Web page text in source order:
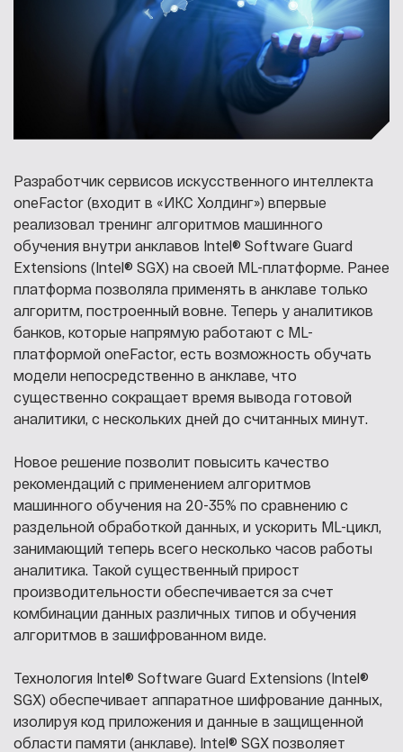
Разработчик сервисов искусственного интеллекта
oneFactor (входит в «ИКС Холдинг») впервые
реализовал тренинг алгоритмов машинного
обучения внутри анклавов Intel® Software Guard
Extensions (Intel® SGX) на своей ML-платформе. Ранее
платформа позволяла применять в анклаве только
алгоритм, построенный вовне. Теперь у аналитиков
банков, которые напрямую работают с ML-
платформой oneFactor, есть возможность обучать
модели непосредственно в анклаве, что
существенно сокращает время вывода готовой
аналитики, с нескольких дней до считанных минут.
Новое решение позволит повысить качество
рекомендаций с применением алгоритмов
машинного обучения на 20-35% по сравнению с
раздельной обработкой данных, и ускорить ML-цикл,
занимающий теперь всего несколько часов работы
аналитика. Такой существенный прирост
производительности обеспечивается за счет
комбинации данных различных типов и обучения
алгоритмов в зашифрованном виде.
Технология Intel®️ Software Guard Extensions (Intel®️
SGX) обеспечивает аппаратное шифрование данных,
изолируя код приложения и данные в защищенной
области памяти (анклаве). Intel®️ SGX позволяет